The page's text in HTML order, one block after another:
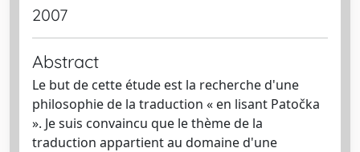
2007
Abstract
Le but de cette étude est la recherche d'une
philosophie de la traduction « en lisant Patočka
». Je suis convaincu que le thème de la
traduction appartient au domaine d'une